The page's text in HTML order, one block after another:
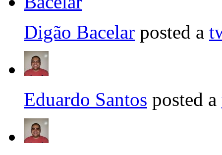
Digão Bacelar posted a
Eduardo Santos posted a